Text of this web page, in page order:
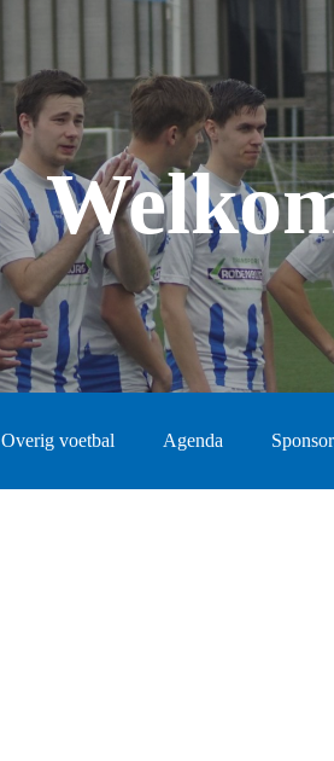
Overig voetbal Agenda